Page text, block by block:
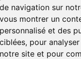
de navigation sur
vous montrer un
personnalisé et des
ciblées, pour
notre site et pour
Livraison
Retrait à la
Livraison
Livraison